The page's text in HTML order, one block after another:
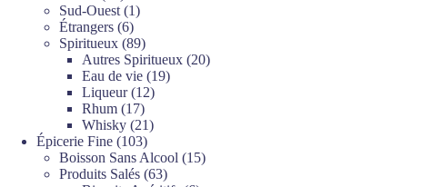
produits
Sud-Ouest 11
Étrangers 66
produits
Spiritueux 8989
produits
Autres Spiritueux 2020
Eau de vie 1919
Liqueur 1212
Rhum 1717
produits
Whisky 2121
Épicerie Fine 103103
produits
Boisson Sans Alcool 1515
Produits Salés 6363